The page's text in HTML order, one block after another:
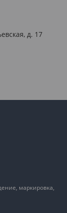
д. 17
маркировка,